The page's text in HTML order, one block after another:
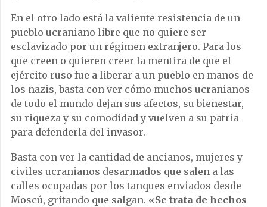
En el otro lado está la valiente resistencia de un
pueblo ucraniano libre que no quiere ser
esclavizado por un régimen extranjero. Para los
que creen o quieren creer la mentira de que el
ejército ruso fue a liberar a un pueblo en manos de
los nazis, basta con ver cómo muchos ucranianos
de todo el mundo dejan sus afectos, su bienestar,
su riqueza y su comodidad y vuelven a su patria
para defenderla del invasor.
Basta con ver la cantidad de ancianos, mujeres y
civiles ucranianos desarmados que salen a las
calles ocupadas por los tanques enviados desde
Moscú, gritando que salgan. «Se trata de hechos